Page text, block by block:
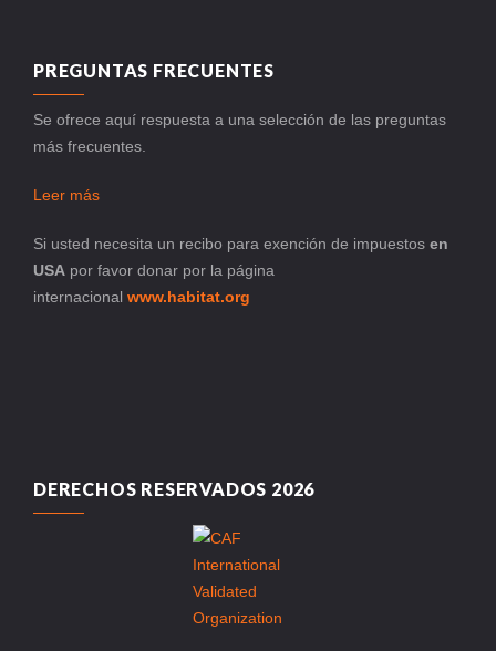
PREGUNTAS FRECUENTES
Se ofrece aquí respuesta a una selección de las preguntas
más frecuentes.
Leer más
Si usted necesita un recibo para exención de impuestos en
USA por favor donar por la página
internacional www.habitat.org
DERECHOS RESERVADOS 2026